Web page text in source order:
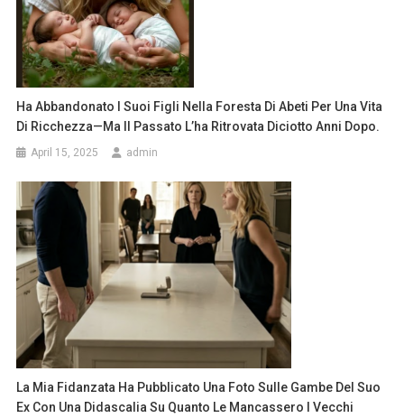
Ha Abbandonato I Suoi Figli Nella Foresta Di Abeti Per Una Vita
Di Ricchezza—Ma Il Passato L’ha Ritrovata Diciotto Anni Dopo.
April 15, 2025 admin
La Mia Fidanzata Ha Pubblicato Una Foto Sulle Gambe Del Suo
Ex Con Una Didascalia Su Quanto Le Mancassero I Vecchi